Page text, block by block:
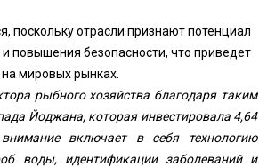
поскольку отрасли признают потенциал
повышения безопасности, что приведет
мировых рынках.
рыбного хозяйства благодаря таким
Йоджана, которая инвестировала 4,64
включает в себя технологию
воды, идентификации заболеваний и